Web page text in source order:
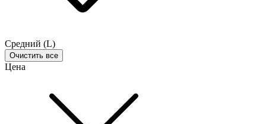
Средний (L)
Очистить все
Цена